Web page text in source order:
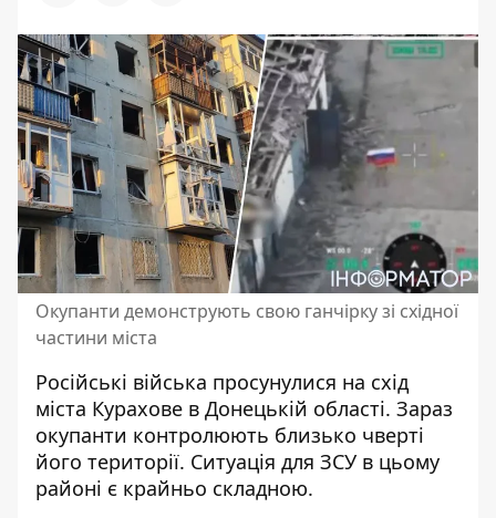
Окупанти демонструють свою ганчірку зі східної
частини міста
Російські війська просунулися на схід
міста Курахове в Донецькій області. Зараз
окупанти контролюють близько чверті
його території. Ситуація для ЗСУ в цьому
районі є крайньо складною.